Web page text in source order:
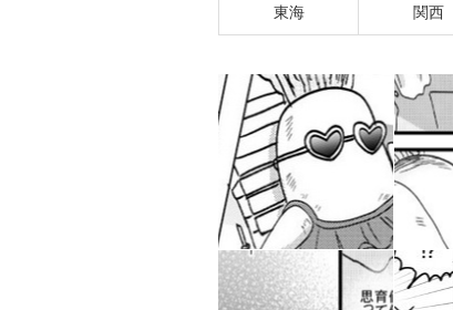
東海 関西